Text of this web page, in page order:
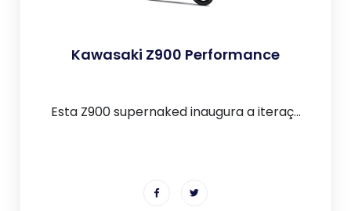
Kawasaki Z900 Performance
Esta Z900 supernaked inaugura a iteraç...